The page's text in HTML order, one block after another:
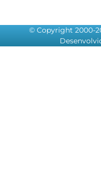
© Copyright 2000-